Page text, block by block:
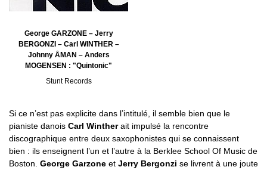
George GARZONE – Jerry
BERGONZI – Carl WINTHER –
Johnny ÅMAN – Anders
MOGENSEN : "Quintonic"
Stunt Records
Si ce n’est pas explicite dans l’intitulé, il semble bien que le
pianiste danois Carl Wintherait impulsé la rencontre
discographique entre deux saxophonistes qui se connaissent
bien : ils enseignent l’un et l’autre à la Berklee School Of Music de
Boston. George Garzone et Jerry Bergonzi se livrent à une joute